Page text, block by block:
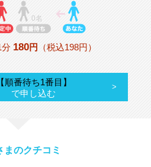
0名
分 180円 （税込198円）
【順番待ち1番目】
で申し込む
まのクチコミ